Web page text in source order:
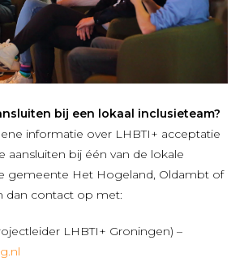
bij een lokaal inclusieteam?
informatie over LHBTI+ acceptatie
aansluiten bij één van de lokale
gemeente Het Hogeland, Oldambt of
dan contact op met:
LHBTI+ Groningen) –